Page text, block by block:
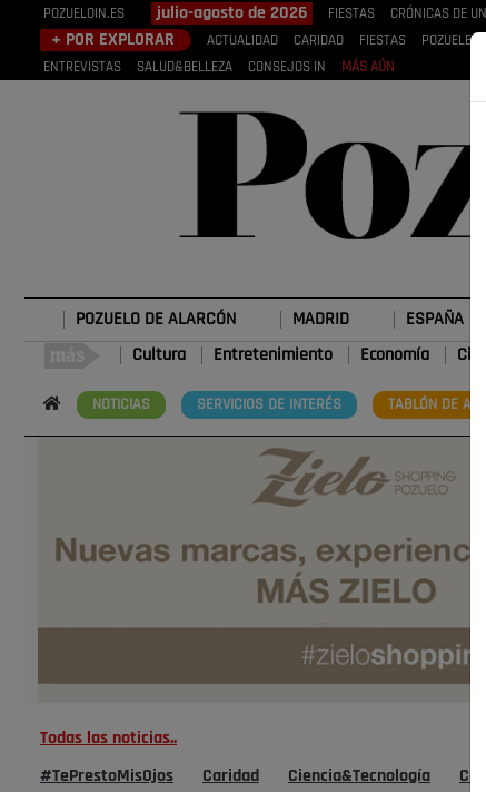
POZUELOIN.ES julio-agosto de 2026 FIESTAS CRÓNICAS DE
+ POR EXPLORAR ACTUALIDAD CARIDAD FIESTAS
ENTREVISTAS
SALUD&BELLEZA CONSEJOS IN MÁS AÚN
POZUELO DE ALARCÓN MADRID ESPAÑA
Cultura Entretenimiento Economía
NOTICIAS SERVICIOS DE INTERÉS TABLÓN DE
Todas las noticias..
#TePrestoMisOjos Caridad Ciencia&Tecnología